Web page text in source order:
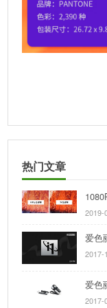
热门文章
2019-
爱色
2017-
爱色
2017-